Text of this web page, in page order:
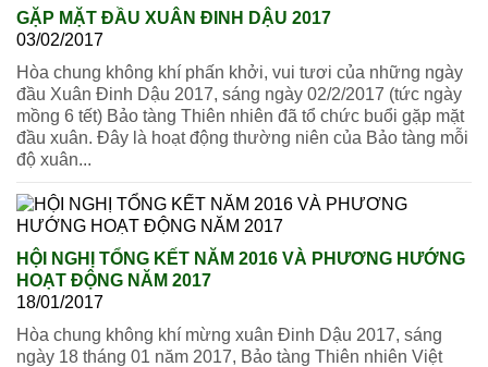
GẶP MẶT ĐẦU XUÂN ĐINH DẬU 2017
03/02/2017
Hòa chung không khí phấn khởi, vui tươi của những ngày
đầu Xuân Đinh Dậu 2017, sáng ngày 02/2/2017 (tức ngày
mồng 6 tết) Bảo tàng Thiên nhiên đã tổ chức buổi gặp mặt
đầu xuân. Đây là hoạt động thường niên của Bảo tàng mỗi
độ xuân...
HỘI NGHỊ TỔNG KẾT NĂM 2016 VÀ PHƯƠNG HƯỚNG
HOẠT ĐỘNG NĂM 2017
18/01/2017
Hòa chung không khí mừng xuân Đinh Dậu 2017, sáng
ngày 18 tháng 01 năm 2017, Bảo tàng Thiên nhiên Việt